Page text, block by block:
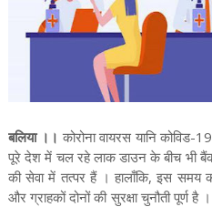
बलिया ।। कोरोना वायरस यानि
पूरे देश में चल रहे लाक डाउन के बीच भी बैंक
की सेवा में तत्पर हैं । हालाँकि, इस समय
और ग्राहकों दोनों की सुरक्षा चुनौती पूर्ण है